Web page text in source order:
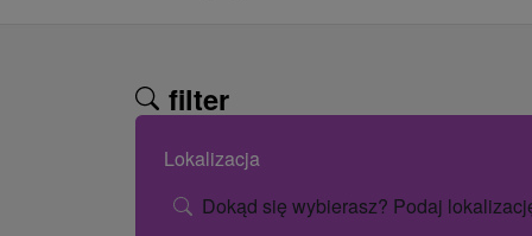
filter
Lokalizacja
Dokąd się wybierasz? Podaj